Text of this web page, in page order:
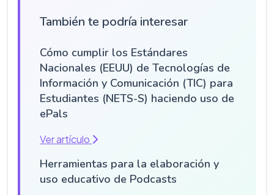
También te podría interesar
Cómo cumplir los Estándares
Nacionales (EEUU) de Tecnologías de
Información y Comunicación (TIC) para
Estudiantes (NETS-S) haciendo uso de
ePals
Ver artículo
Herramientas para la elaboración y
uso educativo de Podcasts